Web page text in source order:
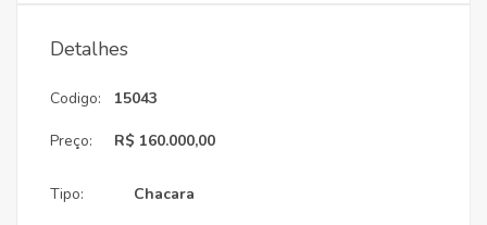
Detalhes
Codigo:
Preço:
15043
R$ 160.000,00
Tipo: Chacara